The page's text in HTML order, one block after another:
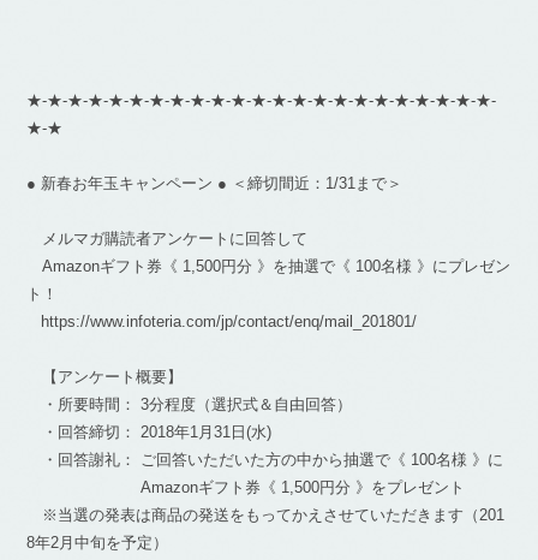
★-★-★-★-★-★-★-★-★-★-★-★-★-★-★-★-★-★-★-★-★-★-★-
★-★
● 新春お年玉キャンペーン ● ＜締切間近：1/31まで＞
メルマガ購読者アンケートに回答して
Amazonギフト券《 1,500円分 》を抽選で《 100名様 》にプレゼン
ト！
https://www.infoteria.com/jp/contact/enq/mail_201801/
【アンケート概要】
・所要時間： 3分程度（選択式＆自由回答）
・回答締切： 2018年1月31日(水)
・回答謝礼： ご回答いただいた方の中から抽選で《 100名様 》に
Amazonギフト券《 1,500円分 》をプレゼント
※当選の発表は商品の発送をもってかえさせていただきます（201
8年2月中旬を予定）